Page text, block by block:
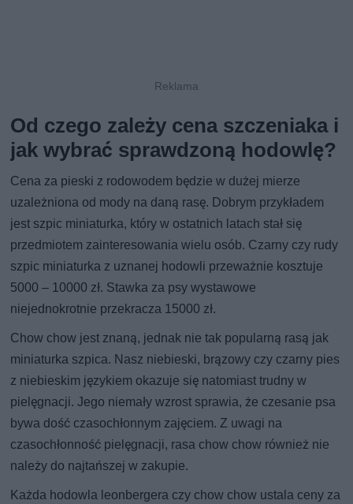
Od czego zależy cena szczeniaka i
jak wybrać sprawdzoną hodowlę?
Cena za pieski z rodowodem będzie w dużej mierze
uzależniona od mody na daną rasę. Dobrym przykładem
jest szpic miniaturka, który w ostatnich latach stał się
przedmiotem zainteresowania wielu osób. Czarny czy rudy
szpic miniaturka z uznanej hodowli przeważnie kosztuje
5000 – 10000 zł. Stawka za psy wystawowe
niejednokrotnie przekracza 15000 zł.
Chow chow jest znaną, jednak nie tak popularną rasą jak
miniaturka szpica. Nasz niebieski, brązowy czy czarny pies
z niebieskim językiem okazuje się natomiast trudny w
pielęgnacji. Jego niemały wzrost sprawia, że czesanie psa
bywa dość czasochłonnym zajęciem. Z uwagi na
czasochłonność pielęgnacji, rasa chow chow również nie
należy do najtańszej w zakupie.
Każda hodowla leonbergera czy chow chow ustala ceny za